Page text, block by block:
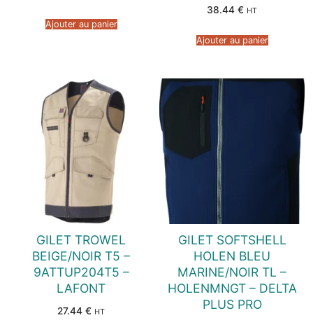
Ajouter au panier
38.44 € HT
Ajouter au panier
GILET TROWEL
BEIGE/NOIR T5 –
9ATTUP204T5 –
LAFONT
27.44 € HT
GILET SOFTSHELL
HOLEN BLEU
MARINE/NOIR TL –
HOLENMNGT – DELTA
PLUS PRO